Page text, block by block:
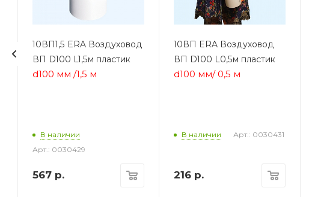
10ВП1,5 ERA Воздуховод
ВП D100 L1,5м пластик
d100 мм /1,5 м
В наличии
Арт.: 0030429
567 р.
10ВП ERA Воздуховод
ВП D100 L0,5м пластик
d100 мм/ 0,5 м
В наличии Арт.: 0030431
216р.